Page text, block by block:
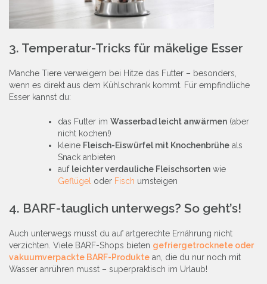
3. Temperatur-Tricks für mäkelige Esser
Manche Tiere verweigern bei Hitze das Futter – besonders,
wenn es direkt aus dem Kühlschrank kommt. Für empfindliche
Esser kannst du:
das Futter im Wasserbad leicht anwärmen (aber
nicht kochen!)
kleine Fleisch-Eiswürfel mit Knochenbrühe als
Snack anbieten
auf leichter verdauliche Fleischsorten wie
Geflügel oder Fisch umsteigen​
4. BARF-tauglich unterwegs? So geht’s!
Auch unterwegs musst du auf artgerechte Ernährung nicht
verzichten. Viele BARF-Shops bieten gefriergetrocknete oder
vakuumverpackte BARF-Produkte an, die du nur noch mit
Wasser anrühren musst – superpraktisch im Urlaub!